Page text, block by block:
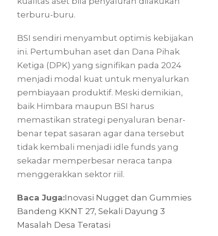
terburu-buru.
BSI sendiri menyambut optimis kebijakan
ini. Pertumbuhan aset dan Dana Pihak
Ketiga (DPK) yang signifikan pada 2024
menjadi modal kuat untuk menyalurkan
pembiayaan produktif. Meski demikian,
baik Himbara maupun BSI harus
memastikan strategi penyaluran benar-
benar tepat sasaran agar dana tersebut
tidak kembali menjadi idle funds yang
sekadar memperbesar neraca tanpa
menggerakkan sektor riil.
Baca Juga:Inovasi Nugget dan Gummies
Bandeng KKNT 27, Sekali Dayung 3
Masalah Desa Teratasi